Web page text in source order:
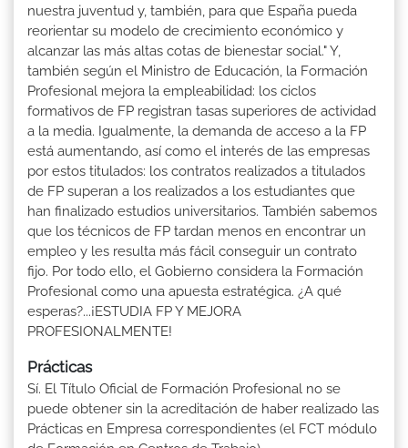
nuestra juventud y, también, para que España pueda
reorientar su modelo de crecimiento económico y
alcanzar las más altas cotas de bienestar social." Y,
también según el Ministro de Educación, la Formación
Profesional mejora la empleabilidad: los ciclos
formativos de FP registran tasas superiores de actividad
a la media. Igualmente, la demanda de acceso a la FP
está aumentando, así como el interés de las empresas
por estos titulados: los contratos realizados a titulados
de FP superan a los realizados a los estudiantes que
han finalizado estudios universitarios. También sabemos
que los técnicos de FP tardan menos en encontrar un
empleo y les resulta más fácil conseguir un contrato
fijo. Por todo ello, el Gobierno considera la Formación
Profesional como una apuesta estratégica. ¿A qué
esperas?...¡ESTUDIA FP Y MEJORA
PROFESIONALMENTE!
Prácticas
Sí. El Título Oficial de Formación Profesional no se
puede obtener sin la acreditación de haber realizado las
Prácticas en Empresa correspondientes (el FCT módulo